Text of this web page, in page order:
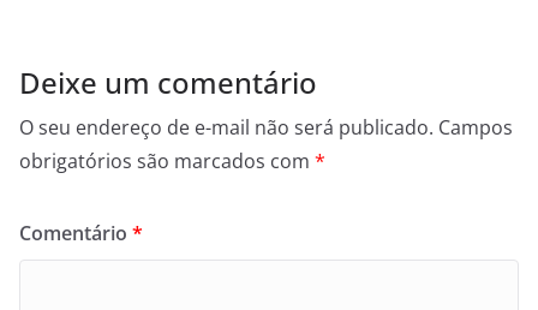
Deixe um comentário
O seu endereço de e-mail não será publicado. Campos
obrigatórios são marcados com *
Comentário *